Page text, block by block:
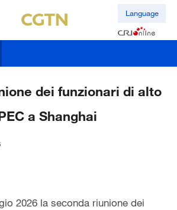
Language
dei funzionari di alto
a Shanghai
2026 la seconda riunione dei